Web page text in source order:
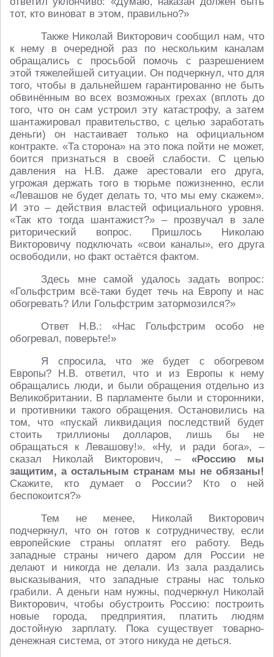
тот, кто виноват в этом, правильно?»
Также Николай Викторович сообщил нам, что
к нему в очередной раз по нескольким каналам
обращались с просьбой помочь с разрешением
этой тяжелейшей ситуации. Он подчеркнул, что для
того, чтобы в дальнейшем гарантированно не быть
обвинённым во всех возможных грехах (вплоть до
того, что он сам устроил эту катастрофу, а затем
шантажировал правительство, с целью заработать
деньги) он настаивает только на официальном
контракте. «Та сторона» на это пока пойти не может,
боится признаться в своей слабости. С целью
давления на Н.В. даже арестовали его друга,
угрожая держать того в тюрьме пожизненно, если
«Левашов не будет делать то, что мы ему скажем».
И это – действия властей официального уровня.
«Так кто тогда шантажист?» – прозвучал в зале
риторический вопрос. Пришлось Николаю
Викторовичу подключать «свои каналы», его друга
освободили, но факт остаётся фактом.
Здесь мне самой удалось задать вопрос:
«Гольфстрим всё-таки будет течь на Европу и нас
обогревать? Или Гольфстрим затормозился?»
Ответ Н.В.: «Нас Гольфстрим особо не
обогревал, поверьте!»
Я спросила, что же будет с обогревом
Европы? Н.В. ответил, что и из Европы к нему
обращались люди, и были обращения отдельно из
Великобритании. В парламенте были и сторонники,
и противники такого обращения. Остановились на
том, что «пускай ликвидация последствий будет
стоить триллионы долларов, лишь бы не
обращаться к Левашову!». «Ну, и ради бога», –
сказал Николай Викторович, – «Россию мы
защитим, а остальным странам мы не обязаны!
Скажите, кто думает о России? Кто о ней
беспокоится?»
Тем не менее, Николай Викторович
подчеркнул, что он готов к сотрудничеству, если
европейские страны оплатят его работу. Ведь
западные страны ничего даром для России не
делают и никогда не делали. Из зала раздались
высказывания, что западные страны нас только
грабили. А деньги нам нужны, подчеркнул Николай
Викторович, чтобы обустроить Россию: построить
новые города, предприятия, платить людям
достойную зарплату. Пока существует товарно-
денежная система, от этого никуда не деться.